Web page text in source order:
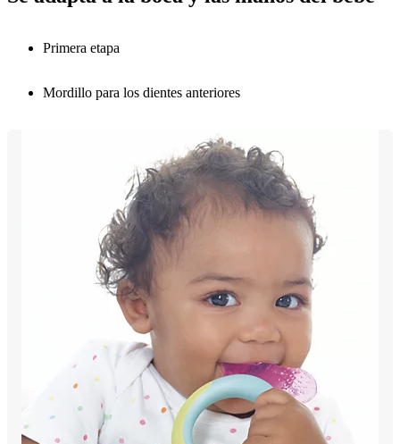
Primera etapa
Mordillo para los dientes anteriores